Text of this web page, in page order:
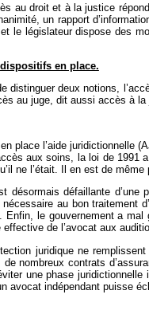
au droit et à la justice
un rapport
le législateur dispose des
dispositifs en place.
distinguer deux notions,
au juge, dit aussi accès à
place l’aide juridictionnelle
aux soins, la loi de 1991
ne l’était. Il en est de
désormais défaillante
au bon traitement
Enfin, le gouvernement a
effective de l’avocat aux
juridique ne
de nombreux contrats
une phase
avocat indépendant puisse